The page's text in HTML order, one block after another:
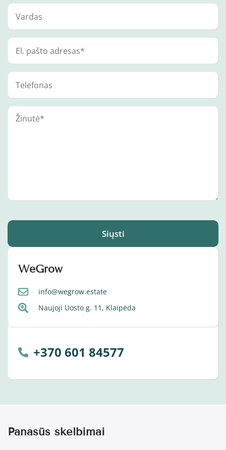
Siųsti
WeGrow
info@wegrow.estate
Naujoji Uosto g. 11, Klaipėda
+370 601 84577
Panašūs skelbimai